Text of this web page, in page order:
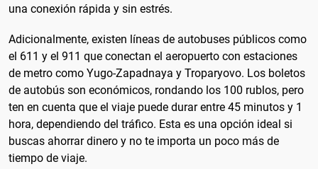
una conexión rápida y sin estrés.
Adicionalmente, existen líneas de autobuses públicos como
el 611 y el 911 que conectan el aeropuerto con estaciones
de metro como Yugo-Zapadnaya y Troparyovo. Los boletos
de autobús son económicos, rondando los 100 rublos, pero
ten en cuenta que el viaje puede durar entre 45 minutos y 1
hora, dependiendo del tráfico. Esta es una opción ideal si
buscas ahorrar dinero y no te importa un poco más de
tiempo de viaje.